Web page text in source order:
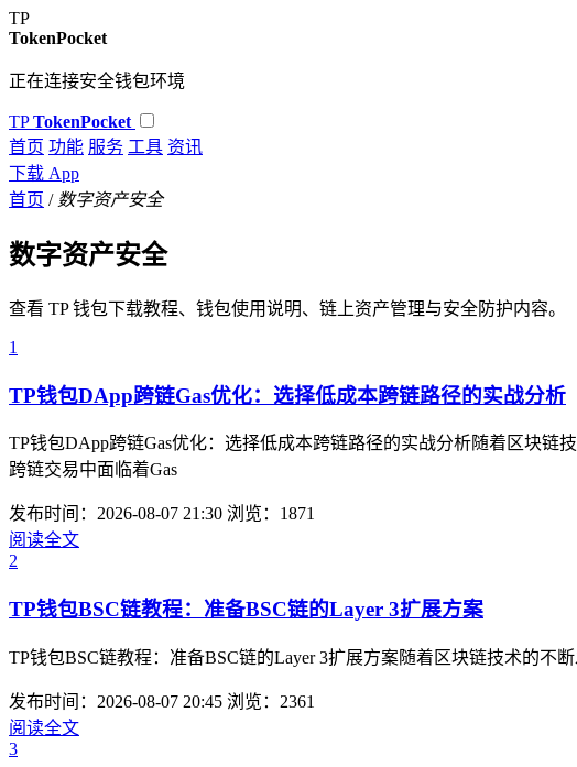
TP
TokenPocket
正在连接安全钱包环境
TP TokenPocket
首页 功能 服务 工具 资讯
下载 App
首页 / 数字资产安全
数字资产安全
查看 TP 钱包下载教程、钱包使用说明、链上资产管理与安全防护内容。
1
TP钱包DApp跨链Gas优化：选择低成本跨链路径的实战分析
TP钱包DApp跨链Gas优化：选择低成本跨链路径的实战分析随着区块
跨链交易中面临着Gas
发布时间：2026-08-07 21:30 浏览：1871
阅读全文
2
TP钱包BSC链教程：准备BSC链的Layer 3扩展方案
TP钱包BSC链教程：准备BSC链的Layer 3扩展方案随着区块链技术的不
发布时间：2026-08-07 20:45 浏览：2361
阅读全文
3